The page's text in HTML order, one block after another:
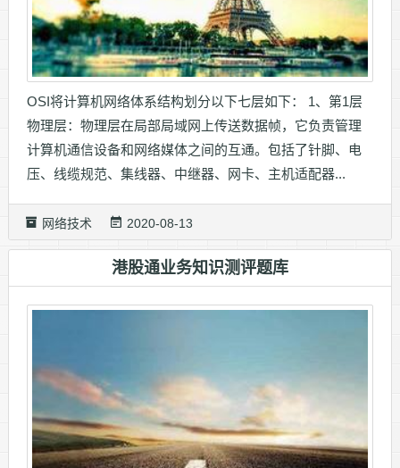
OSI将计算机网络体系结构划分以下七层如下： 1、第1层
物理层：物理层在局部局域网上传送数据帧，它负责管理
计算机通信设备和网络媒体之间的互通。包括了针脚、电
压、线缆规范、集线器、中继器、网卡、主机适配器...
网络技术 2020-08-13
港股通业务知识测评题库